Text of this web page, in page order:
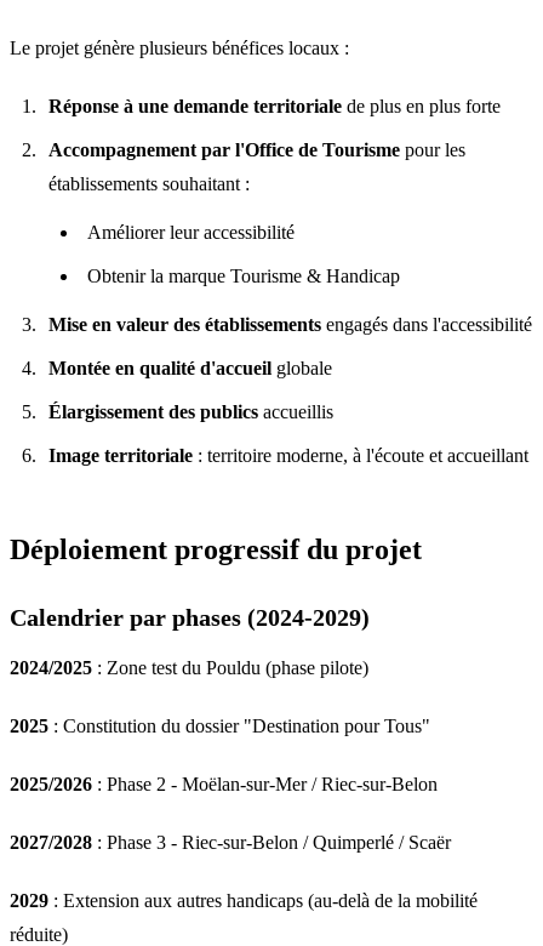
Le projet génère plusieurs bénéfices locaux :
Réponse à une demande territoriale de plus en plus forte
Accompagnement par l'Office de Tourisme pour les
établissements souhaitant :
Améliorer leur accessibilité
Obtenir la marque Tourisme & Handicap
Mise en valeur des établissements engagés dans l'accessibilité
Montée en qualité d'accueil globale
Élargissement des publics accueillis
Image territoriale : territoire moderne, à l'écoute et accueillant
Déploiement progressif du projet
Calendrier par phases (2024-2029)
2024/2025 : Zone test du Pouldu (phase pilote)
2025 : Constitution du dossier "Destination pour Tous"
2025/2026 : Phase 2 - Moëlan-sur-Mer / Riec-sur-Belon
2027/2028 : Phase 3 - Riec-sur-Belon / Quimperlé / Scaër
2029 : Extension aux autres handicaps (au-delà de la mobilité
réduite)